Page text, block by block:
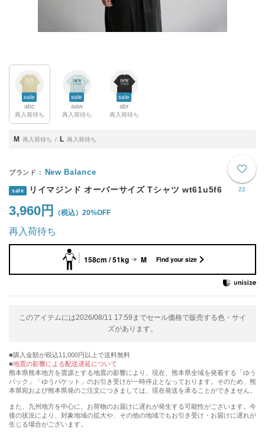
sale
abc
再入荷待ち
sale
aaw
再入荷待ち
sale
abr
再入荷待ち
M 再入荷待ち L 再入荷待ち
22
New Balance
sale リイマジンド オーバーサイズ Tシャツ wt61u5f6
3,960円 20%OFF
再入荷待ち
158cm / 51kg M Find your size
このアイテムには2026/08/11 17:59までセール価格で販売する色・サイ
ズがあります。
購入金額が税込11,000円以上で送料無料
地震の影響による配送遅延について
熊本県熊本地方を震源とする地震の影響により、現在、熊本県全域を発着する「ゆう
パック」「ゆうパケット」のお引き受けが一時停止となっております。そのため、熊
本県宛および熊本県発のご注文につきましては、現在発送を承ることができません。
また、九州地方を中心に、お荷物のお届けに遅れが発生する可能性がございます。今
後の状況により、対象地域の拡大や、その他の地域でもお引き受け・お届けに遅れが
生じる場合がございます。